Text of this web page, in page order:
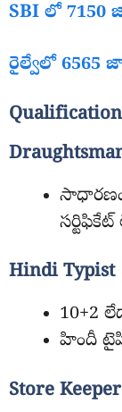
SBI లో 7150
రైల్వేలో 6565
Hindi Typist
10+2
హిందీ
Store